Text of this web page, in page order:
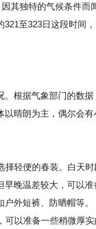
因其独特的气候条件
至323日这段时间
根据气象部门的数
晴朗为主，偶尔会
轻便的春装。白天
晚温差较大，可以
外短裤、防晒帽等。
以准备一些稍微厚实